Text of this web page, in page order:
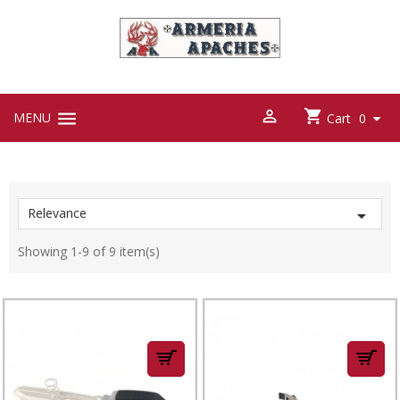
MENU   Cart 0 

Relevance 
Showing 1-9 of 9 item(s)